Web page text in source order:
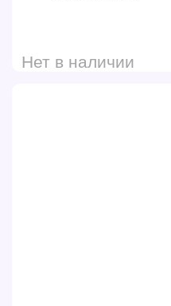
Нет в наличии